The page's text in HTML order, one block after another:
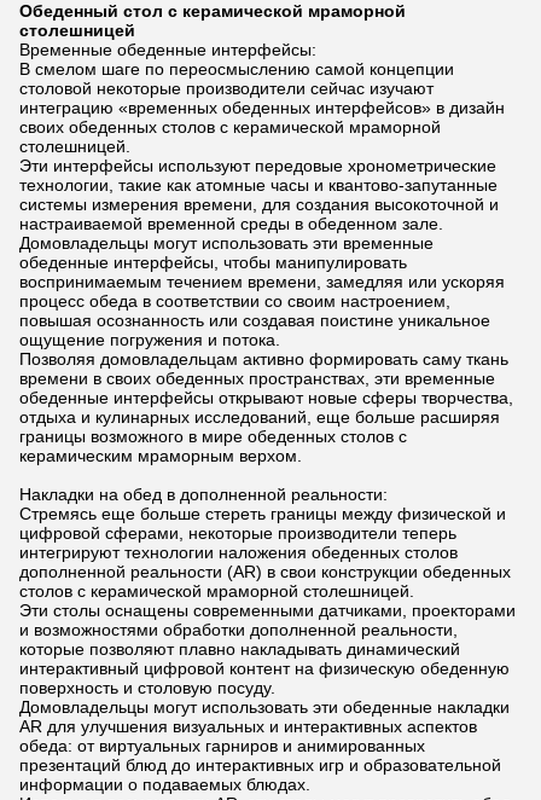
Обеденный стол с керамической мраморной
столешницей
Временные обеденные интерфейсы:
В смелом шаге по переосмыслению самой концепции
столовой некоторые производители сейчас изучают
интеграцию «временных обеденных интерфейсов» в дизайн
своих обеденных столов с керамической мраморной
столешницей.
Эти интерфейсы используют передовые хронометрические
технологии, такие как атомные часы и квантово-запутанные
системы измерения времени, для создания высокоточной и
настраиваемой временной среды в обеденном зале.
Домовладельцы могут использовать эти временные
обеденные интерфейсы, чтобы манипулировать
воспринимаемым течением времени, замедляя или ускоряя
процесс обеда в соответствии со своим настроением,
повышая осознанность или создавая поистине уникальное
ощущение погружения и потока.
Позволяя домовладельцам активно формировать саму ткань
времени в своих обеденных пространствах, эти временные
обеденные интерфейсы открывают новые сферы творчества,
отдыха и кулинарных исследований, еще больше расширяя
границы возможного в мире обеденных столов с
керамическим мраморным верхом.
Накладки на обед в дополненной реальности:
Стремясь еще больше стереть границы между физической и
цифровой сферами, некоторые производители теперь
интегрируют технологии наложения обеденных столов
дополненной реальности (AR) в свои конструкции обеденных
столов с керамической мраморной столешницей.
Эти столы оснащены современными датчиками, проекторами
и возможностями обработки дополненной реальности,
которые позволяют плавно накладывать динамический
интерактивный цифровой контент на физическую обеденную
поверхность и столовую посуду.
Домовладельцы могут использовать эти обеденные накладки
AR для улучшения визуальных и интерактивных аспектов
обеда: от виртуальных гарниров и анимированных
презентаций блюд до интерактивных игр и образовательной
информации о подаваемых блюдах.